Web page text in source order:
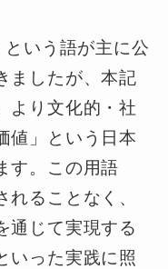
いう語が主に公
ましたが、本記
より文化的・社
値」という日本
す。この用語
ることなく、
通じて実現する
いった実践に照